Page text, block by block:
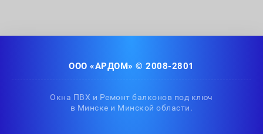
ООО «АРДОМ» © 2008-2801
Окна ПВХ и Ремонт балконов под ключ
в Минске и Минской области.